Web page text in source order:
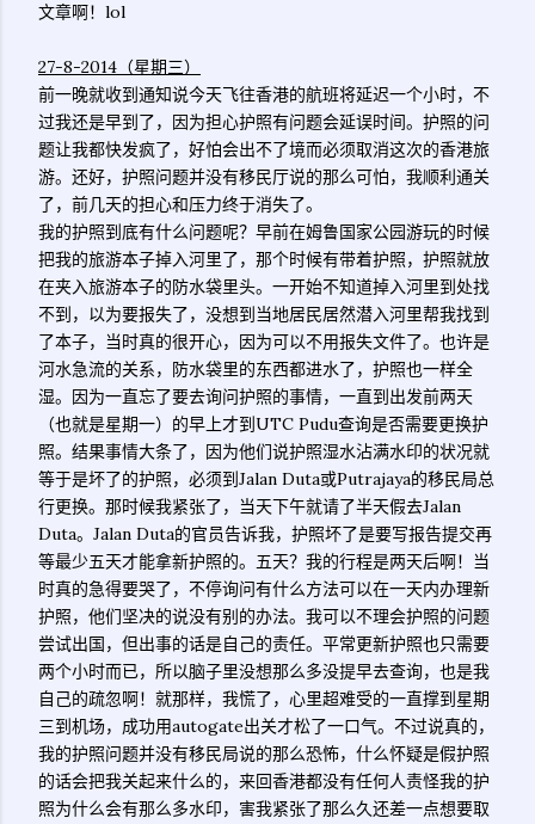
文章啊！lol
27-8-2014（星期三）
前一晚就收到通知说今天飞往香港的航班将延迟一个小时，不
过我还是早到了，因为担心护照有问题会延误时间。护照的问
题让我都快发疯了，好怕会出不了境而必须取消这次的香港旅
游。还好，护照问题并没有移民厅说的那么可怕，我顺利通关
了，前几天的担心和压力终于消失了。
我的护照到底有什么问题呢？早前在姆鲁国家公园游玩的时候
把我的旅游本子掉入河里了，那个时候有带着护照，护照就放
在夹入旅游本子的防水袋里头。一开始不知道掉入河里到处找
不到，以为要报失了，没想到当地居民居然潜入河里帮我找到
了本子，当时真的很开心，因为可以不用报失文件了。也许是
河水急流的关系，防水袋里的东西都进水了，护照也一样全
湿。因为一直忘了要去询问护照的事情，一直到出发前两天
（也就是星期一）的早上才到UTC Pudu查询是否需要更换护
照。结果事情大条了，因为他们说护照湿水沾满水印的状况就
等于是坏了的护照，必须到Jalan Duta或Putrajaya的移民局总
行更换。那时候我紧张了，当天下午就请了半天假去Jalan
Duta。Jalan Duta的官员告诉我，护照坏了是要写报告提交再
等最少五天才能拿新护照的。五天？我的行程是两天后啊！当
时真的急得要哭了，不停询问有什么方法可以在一天内办理新
护照，他们坚决的说没有别的办法。我可以不理会护照的问题
尝试出国，但出事的话是自己的责任。平常更新护照也只需要
两个小时而已，所以脑子里没想那么多没提早去查询，也是我
自己的疏忽啊！就那样，我慌了，心里超难受的一直撑到星期
三到机场，成功用autogate出关才松了一口气。不过说真的，
我的护照问题并没有移民局说的那么恐怖，什么怀疑是假护照
的话会把我关起来什么的，来回香港都没有任何人责怪我的护
照为什么会有那么多水印，害我紧张了那么久还差一点想要取